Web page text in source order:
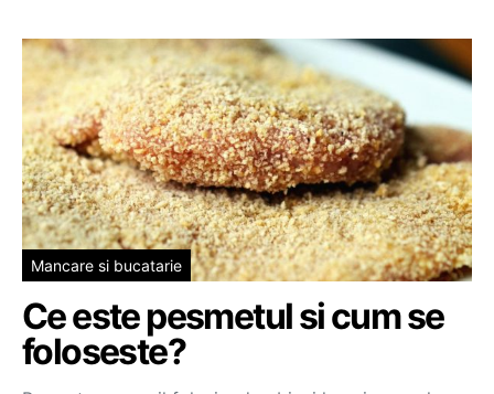
Mancare si bucatarie
Ce este pesmetul si cum se
foloseste?